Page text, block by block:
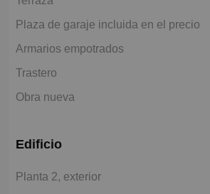
Plaza de garaje incluida en el precio
Armarios empotrados
Trastero
Obra nueva
Edificio
Planta 2, exterior